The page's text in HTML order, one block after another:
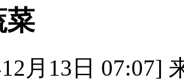
菜
月13日 07:07]